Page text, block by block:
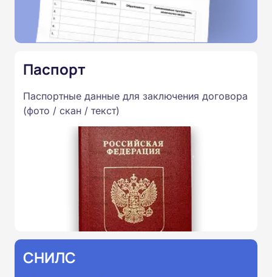
Паспорт
Паспортные данные для заключения договора
(фото / скан / текст)
СНИЛС